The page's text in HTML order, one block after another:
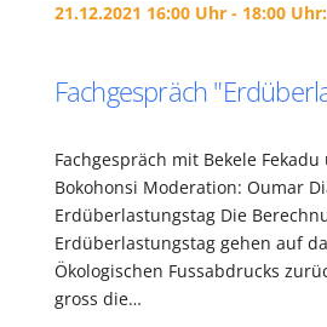
21.12.2021 16:00 Uhr - 18:00 Uhr:
Fachgespräch
Fachgespräch mit Bekele
Bokohonsi Moderation: Oumar
Erdüberlastungstag Die
Erdüberlastungstag gehen auf
Ökologischen Fussabdrucks
gross die…